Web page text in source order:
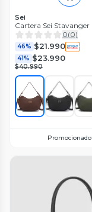
Sei
Cartera Sei Stavanger
0(0)
46% $21.990
41% $23.990
$40.990
Promocionado